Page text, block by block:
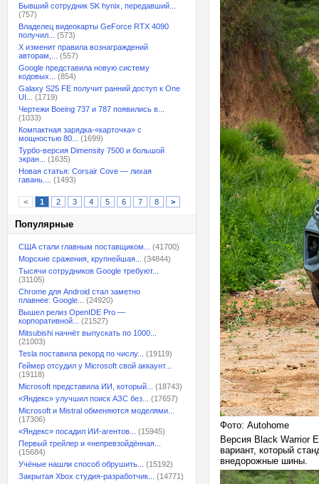
Бывший сотрудник SK hynix, передавший...
(757)
Владелец видеокарты GeForce RTX 4090
получил...
(573)
X изменит правила вознаграждений
авторам,...
(557)
Google представила новую систему
кодовых...
(854)
Galaxy S25 FE получит ранний доступ к One
UI...
(1719)
Чертежи Boeing 737 и 787 появились в...
(1033)
Компактная зарядка-«карточка» с
мощностью 80...
(1699)
Турбо-версия Dimensity 7500 и большой
экран...
(1635)
Новая статья: Corsair Cove — лихая
гавань....
(1493)
< 1 2 3 4 5 6 7 8 >
Популярные
США стали главным поставщиком...
(41700)
Морские сражения, крупнейшая...
(34844)
Тысячи сотрудников Google требуют...
(31105)
Chrome для Android стал заметно
плавнее: Google...
(24920)
Вышел релиз OpenIDE Pro —
корпоративной...
(21527)
Mitsubishi начнёт выпускать по 1000...
(21003)
Tesla поставила рекорд по числу...
(19119)
Геймер отсудил у Microsoft свой аккаунт...
(19118)
Microsoft представила ИИ, который...
(18743)
«Яндекс» улучшил поиск АЗС без...
(17657)
Microsoft и Mistral обменяются моделями...
(17306)
«Яндекс» посадил ИИ-агентов...
(15945)
Первый трейлер и «непревзойдённая...
(15684)
Учёные нашли способ обрушить...
(15192)
Закрытая Xbox студия-разработчик...
(14771)
Фото: Autohome
Версия Black Warrior
вариант, который
внедорожные шины.